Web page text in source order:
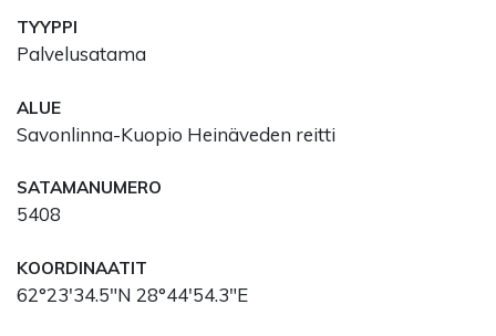
TYYPPI
Palvelusatama
ALUE
Savonlinna-Kuopio Heinäveden reitti
SATAMANUMERO
5408
KOORDINAATIT
62°23'34.5"N 28°44'54.3"E